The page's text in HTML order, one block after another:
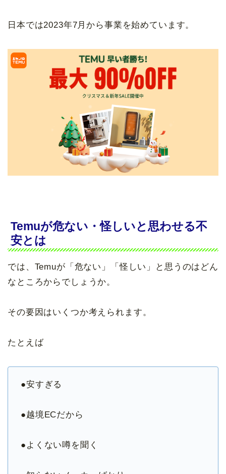
日本では2023年7月から事業を始めています。
Temuが危ない・怪しいと思わせる不
安とは
では、Temuが「危ない」「怪しい」と思うのはどん
なところからでしょうか。
その要因はいくつか考えられます。
たとえば
●安すぎる
●越境ECだから
●よくない噂を聞く